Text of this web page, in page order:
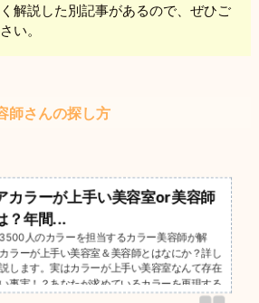
解説した別記事があるので、ぜひご
い。
師さんの探し方
カラーが上手い美容室or美容師
？年間...
人のカラーを担当するカラー美容師が解
ラーが上手い美容室＆美容師とはなにか？詳し
します。実はカラーが上手い美容室なんて存在
事実！？あなたが求めているカラーを再現する
「建物」ではなく「美容師」です。綺麗なヘアカ